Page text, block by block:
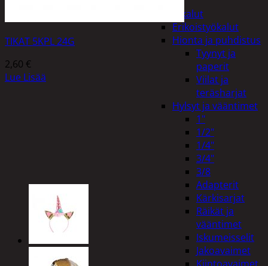
Käsityökalut
Erikoistyökalut
Hionta ja puhdistus
Tyynyt ja
paperit
Viilat ja
teräsharjat
Hylsyt ja vääntimet
1"
1/2"
1/4"
3/4"
3/8
Adapterit
Kärkisarjat
Räikät ja
vääntimet
Iskumeisselit
Jakoavaimet
TIKAT 5KPL 24G
2,60 €
Lue Lisää